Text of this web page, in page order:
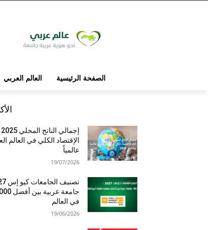
الصفحة الرئيسية العالم العربي
الإقتصاد الكلي في العالم
عالمياً
19/07/2026
في العالم
19/06/2026